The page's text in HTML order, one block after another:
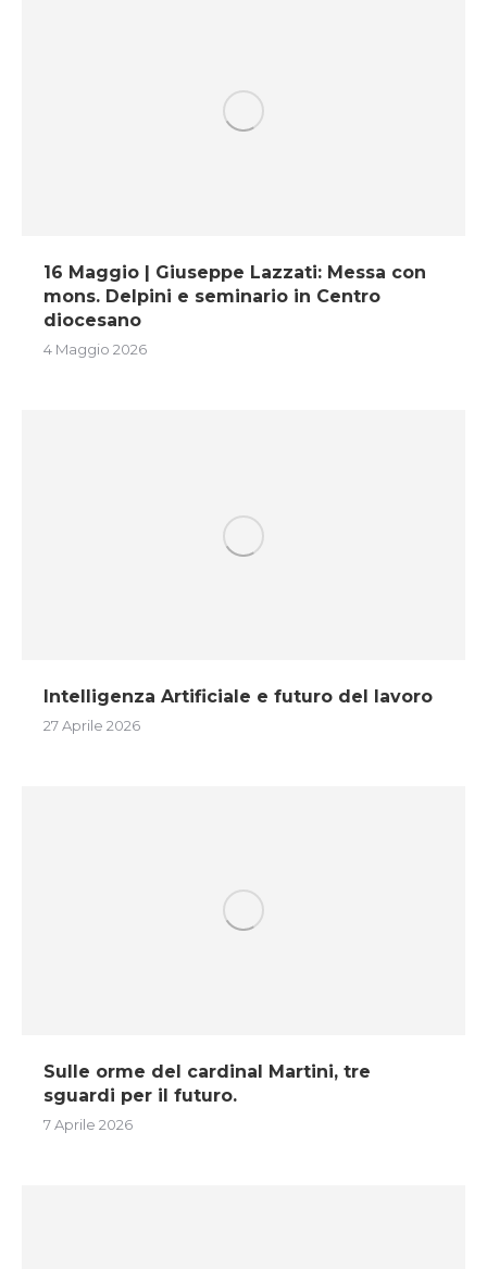
16 Maggio | Giuseppe Lazzati: Messa con
mons. Delpini e seminario in Centro
diocesano
4 Maggio 2026
Intelligenza Artificiale e futuro del lavoro
27 Aprile 2026
Sulle orme del cardinal Martini, tre
sguardi per il futuro.
7 Aprile 2026